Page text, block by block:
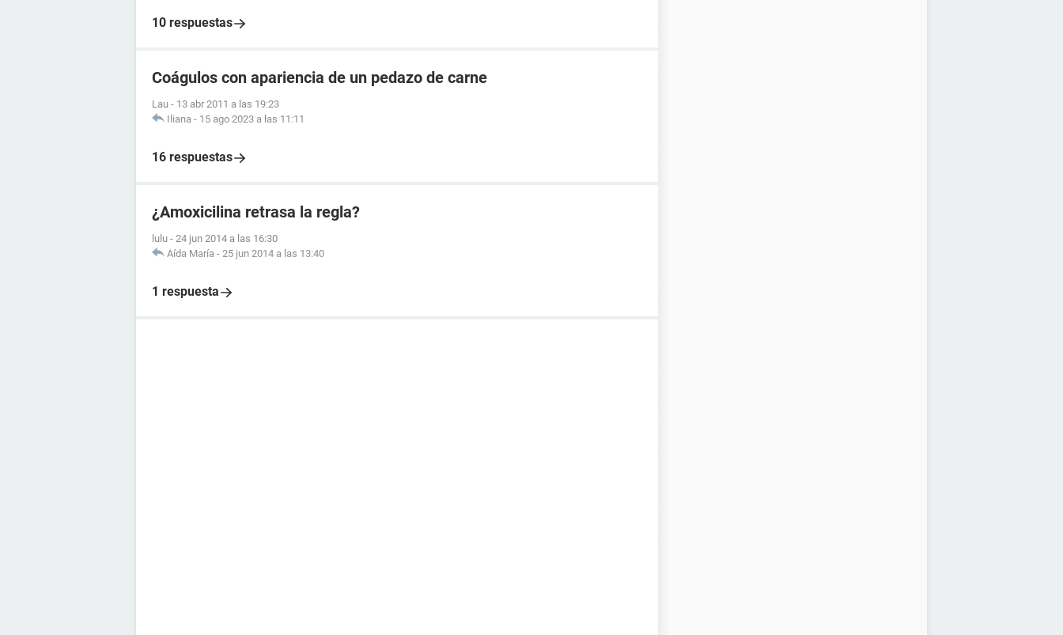
10 respuestas
Coágulos con apariencia de un pedazo de carne
Lau - 13 abr 2011 a las 19:23
Iliana - 15 ago 2023 a las 11:11
16 respuestas
¿Amoxicilina retrasa la regla?
lulu - 24 jun 2014 a las 16:30
Aída María - 25 jun 2014 a las 13:40
1 respuesta